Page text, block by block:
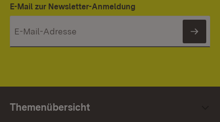
E-Mail zur Newsletter-Anmeldung
Themenübersicht